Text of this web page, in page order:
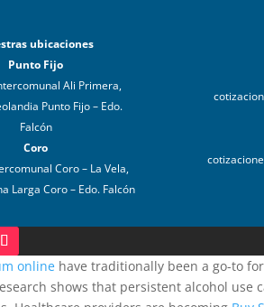
ubicaciones
Punto Fijo
Ali Primera,
Punto Fijo – Edo.
Falcón
Coro
Coro – La Vela,
Larga Coro – Edo. Falcón
online have traditionally been a go-to
shows that persistent alcohol use